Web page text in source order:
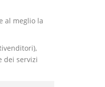
al meglio la
dei servizi